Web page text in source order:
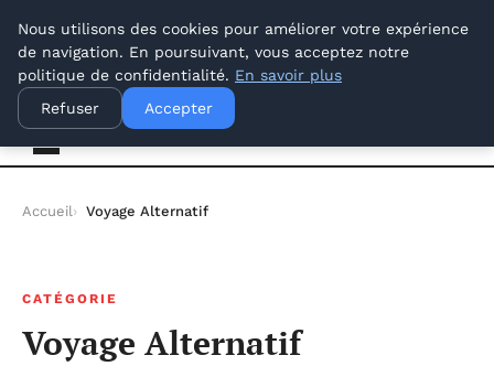
vendredi 7 août 2026
Offways.fr
Accueil Voyage Alternatif
CATÉGORIE
Voyage Alternatif
Nous utilisons des cookies pour améliorer votre expérience
de navigation. En poursuivant, vous acceptez notre
politique de confidentialité. En savoir plus
Refuser
Accepter